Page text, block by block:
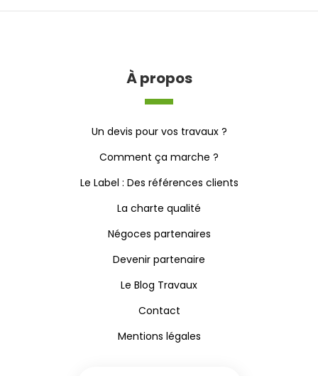
À propos
Un devis pour vos travaux ?
Comment ça marche ?
Le Label : Des références clients
La charte qualité
Négoces partenaires
Devenir partenaire
Le Blog Travaux
Contact
Mentions légales